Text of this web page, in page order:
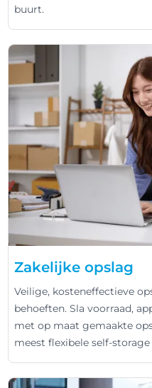
buurt.
Zakelijke opslag
Veilige, kosteneffectieve
behoeften. Sla voorraad,
met op maat gemaakte
meest flexibele self-